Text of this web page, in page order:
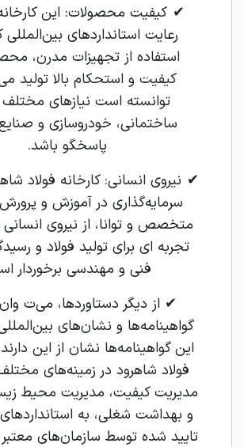
✔ کیفیت محصولات: این
رعایت استانداردهای
استفاده از تجهیزات مدرن،
کیفیت و استحکام بالا تولید
توانسته است نیازهای
ساختمانی، خودروسازی و
پاسخگو باشد.
✔ نیروی انسانی: کارخانه فولاد
سرمایه‌گذاری در آموزش و
متخصص و توانا، از نیروی
تجربه ‌ای برای تولید فولاد و
فنی و مهندسی برخوردار
✔ از دیگر دستاوردها، می‌ت
گواهینامه‌ها و نشان‌های
این گواهینامه‌ها نشان از این
فولاد شاهرود در زمینه‌های
مدیریت کیفیت، مدیریت محیط
و بهداشت شغلی، به
تایید شده توسط سازمان‌های معتبر